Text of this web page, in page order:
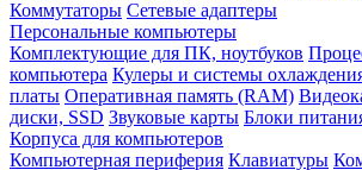
Коммутаторы Сетевые адаптеры
Персональные компьютеры
Комплектующие для ПК, ноутбуков
компьютера Кулеры и системы
платы Оперативная память (RAM)
диски, SSD Звуковые карты Блоки
Корпуса для компьютеров
Компьютерная периферия Клавиатуры